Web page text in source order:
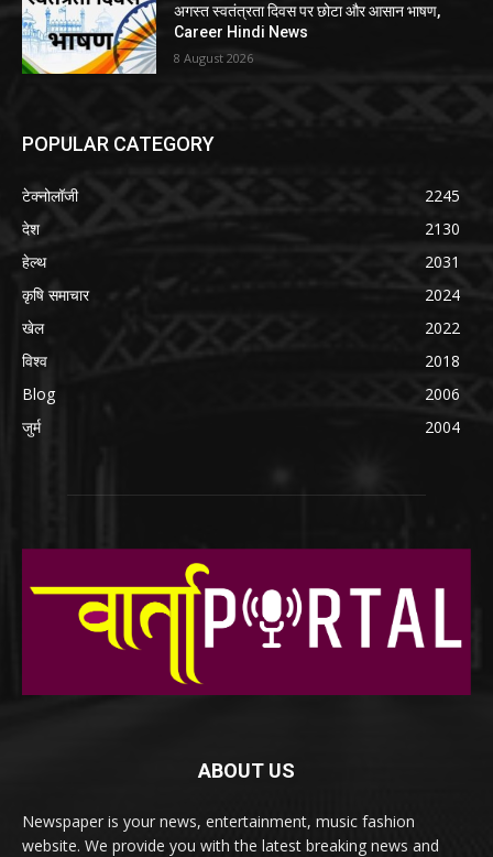
अगस्त स्वतंत्रता दिवस पर छोटा और आसान भाषण,
Career Hindi News
8 August 2026
POPULAR CATEGORY
टेक्नोलॉजी
2245
देश
2130
हेल्थ
2031
कृषि समाचार
2024
खेल
2022
विश्व
2018
Blog
2006
जुर्म
2004
ABOUT US
Newspaper is your news, entertainment, music fashion
website. We provide you with the latest breaking news and